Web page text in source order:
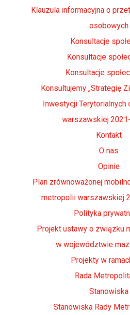
Klauzula informacyjna o
osobowych
Konsultacje
Konsultacje
Konsultacje
Konsultujemy „Strategię
Inwestycji
warszawskiej
Kontakt
O nas
Opinie
Plan zrównoważonej
metropolii warszawskiej
Polityka
Projekt ustawy o związku
w województwie
Projekty w
Rada
Stanowiska
Stanowiska Rady